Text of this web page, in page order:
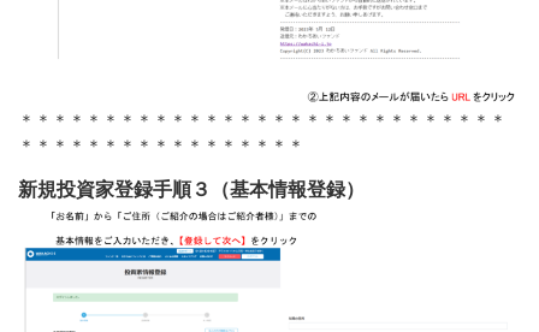
＊＊＊＊＊＊＊＊＊＊＊＊＊＊＊＊＊＊＊＊＊＊＊＊＊＊＊＊＊
＊＊＊＊＊＊＊＊＊＊＊＊＊＊＊＊＊
新規投資家登録手順３（基本情報登録）